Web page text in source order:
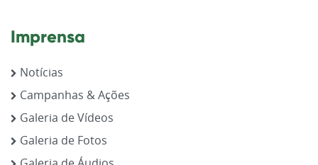
Imprensa
Notícias
Campanhas & Ações
Galeria de Vídeos
Galeria de Fotos